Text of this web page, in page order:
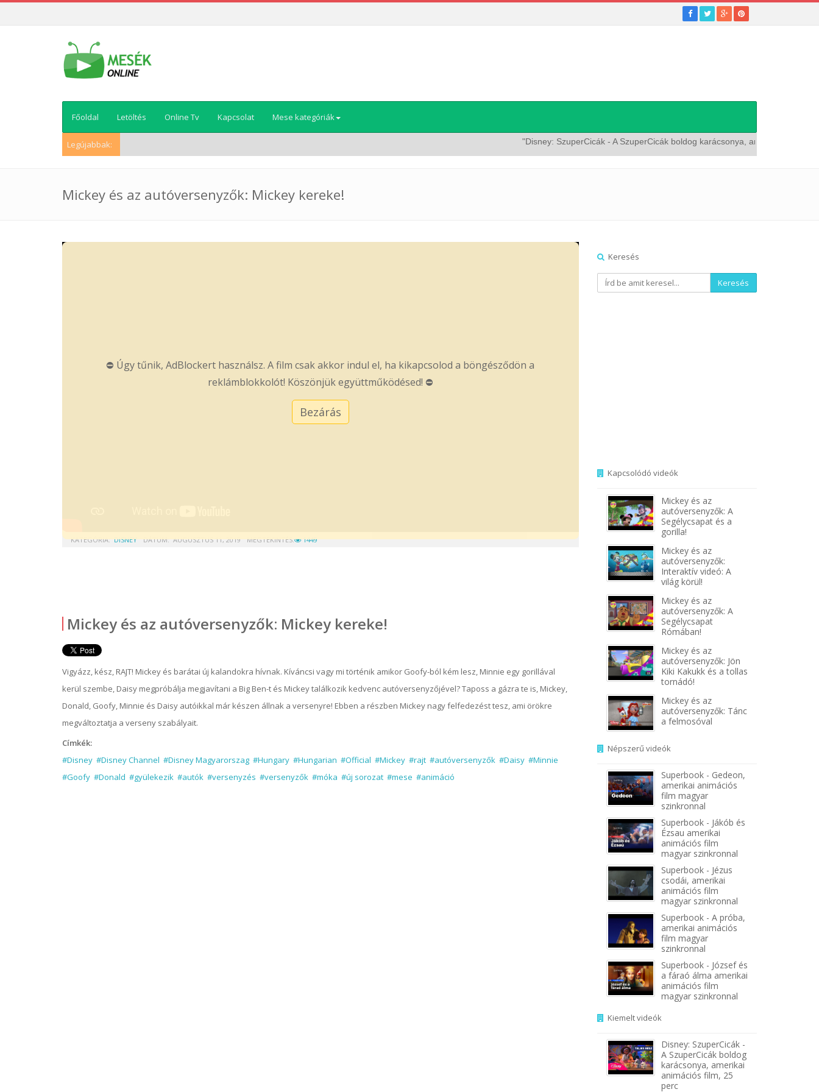
Főoldal Letöltés Online Tv Kapcsolat Mese kategóriák
Legújabbak: "Disney: SzuperCicák - A SzuperCicák boldog karácsonya, amerikai animációs
Mickey és az autóversenyzők: Mickey kereke!
⛔ Úgy tűnik, AdBlockert használsz. A film csak akkor indul el, ha kikapcsolod a böngésződön a
reklámblokkolót! Köszönjük együttműködésed! ⛔
Bezárás
KATEGÓRIA:DISNEY DÁTUM:AUGUSZTUS 11, 2019 MEGTEKINTÉS: 1449
Mickey és az autóversenyzők: Mickey kereke!
Vigyázz, kész, RAJT! Mickey és barátai új kalandokra hívnak. Kíváncsi vagy mi történik amikor Goofy-ból kém lesz, Minnie egy gorillával
kerül szembe, Daisy megpróbálja megjavítani a Big Ben-t és Mickey találkozik kedvenc autóversenyzőjével? Taposs a gázra te is, Mickey,
Donald, Goofy, Minnie és Daisy autóikkal már készen állnak a versenyre! Ebben a részben Mickey nagy felfedezést tesz, ami örökre
megváltoztatja a verseny szabályait.
Címkék:
#Disney #Disney Channel #Disney Magyarorszag #Hungary #Hungarian #Official #Mickey #rajt #autóversenyzők #Daisy #Minnie
#Goofy #Donald #gyülekezik #autók #versenyzés #versenyzők #móka #új sorozat #mese #animáció
Keresés
Keresés
Kapcsolódó videók
Mickey és az
autóversenyzők: A
Segélycsapat és a
gorilla!
Mickey és az
autóversenyzők:
Interaktív videó: A
világ körül!
Mickey és az
autóversenyzők: A
Segélycsapat
Rómában!
Mickey és az
autóversenyzők: Jön
Kiki Kakukk és a tollas
tornádó!
Mickey és az
autóversenyzők: Tánc
a felmosóval
Népszerű videók
Superbook - Gedeon,
amerikai animációs
film magyar
szinkronnal
Superbook - Jákób és
Ézsau amerikai
animációs film
magyar szinkronnal
Superbook - Jézus
csodái, amerikai
animációs film
magyar szinkronnal
Superbook - A próba,
amerikai animációs
film magyar
szinkronnal
Superbook - József és
a fáraó álma amerikai
animációs film
magyar szinkronnal
Kiemelt videók
Disney: SzuperCicák -
A SzuperCicák boldog
karácsonya, amerikai
animációs film, 25
perc